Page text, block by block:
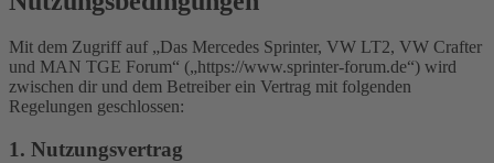
Mit dem Zugriff auf „Das Mercedes Sprinter, VW LT2, VW Crafter
und MAN TGE Forum“ („https://www.sprinter-forum.de“) wird
zwischen dir und dem Betreiber ein Vertrag mit folgenden
Regelungen geschlossen:
1. Nutzungsvertrag